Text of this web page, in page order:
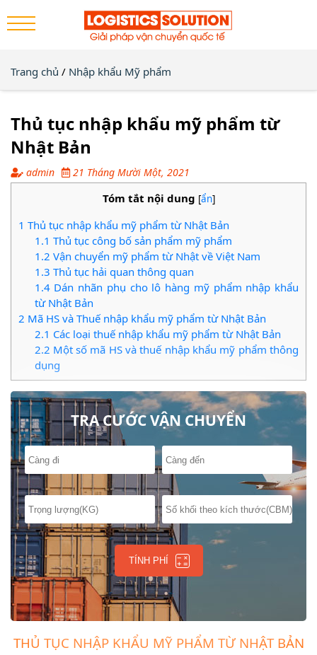
Trang chủ / Nhập khẩu Mỹ phẩm
Thủ tục nhập khẩu mỹ phẩm từ
Nhật Bản
admin 21 Tháng Mười Một, 2021
Tóm tắt nội dung [ẩn]
1 Thủ tục nhập khẩu mỹ phẩm từ Nhật Bản
1.1 Thủ tục công bố sản phẩm mỹ phẩm
1.2 Vận chuyển mỹ phẩm từ Nhật về Việt Nam
1.3 Thủ tục hải quan thông quan
1.4Dán nhãn phụ cho lô hàng mỹ phẩm nhập khẩu
từ Nhật Bản
2 Mã HS và Thuế nhập khẩu mỹ phẩm từ Nhật Bản
2.1 Các loại thuế nhập khẩu mỹ phẩm từ Nhật Bản
2.2 Một số mã HS và thuế nhập khẩu mỹ phẩm thông
dụng
TRA CƯỚC VẬN CHUYỂN
TÍNH PHÍ
THỦ TỤC NHẬP KHẨU MỸ PHẨM TỪ NHẬT BẢN